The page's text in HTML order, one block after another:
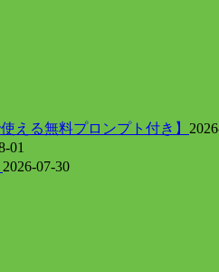
える無料プロンプト付き】
01
2026-07-30